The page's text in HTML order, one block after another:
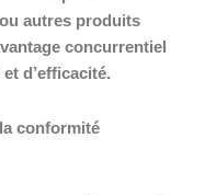
autres produits
concurrentiel
d’efficacité.
conformité